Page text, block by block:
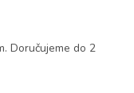
Doručujeme do 2